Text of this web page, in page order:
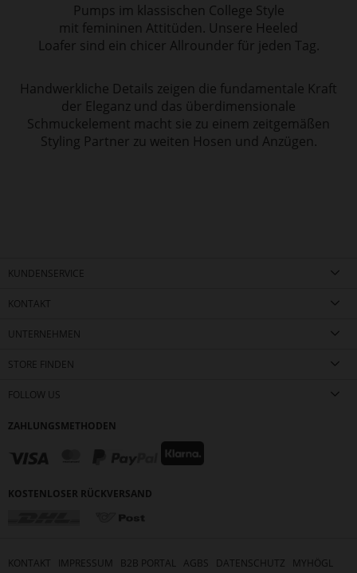
Pumps im klassischen College Style
mit femininen Attitüden. Unsere Heeled
Loafer sind ein chicer Allrounder für jeden Tag.
Handwerkliche Details zeigen die fundamentale Kraft
der Eleganz und das überdimensionale
Schmuckelement macht sie zu einem zeitgemäßen
Styling Partner zu weiten Hosen und Anzügen.
KUNDENSERVICE
KONTAKT
UNTERNEHMEN
STORE FINDEN
FOLLOW US
ZAHLUNGSMETHODEN
KOSTENLOSER RÜCKVERSAND
KONTAKT IMPRESSUM B2B PORTAL AGBS DATENSCHUTZ
MYHÖGL